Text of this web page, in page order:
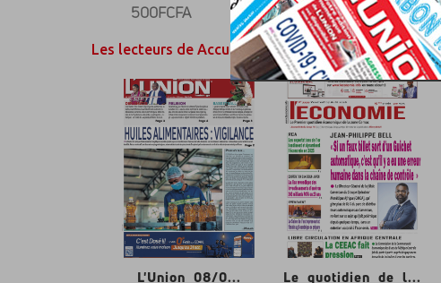
500FCFA
Les lecteurs de Accueil ont également aimé...
L'Union 08/0... Le quotidien de l...